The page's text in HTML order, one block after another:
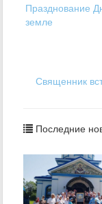
Празднование
земле
Священник
Последние